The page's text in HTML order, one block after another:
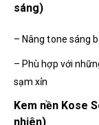
sáng)
– Nâng tone sáng
– Phù hợp với
sạm xỉn
Kem nền Kose
nhiên)